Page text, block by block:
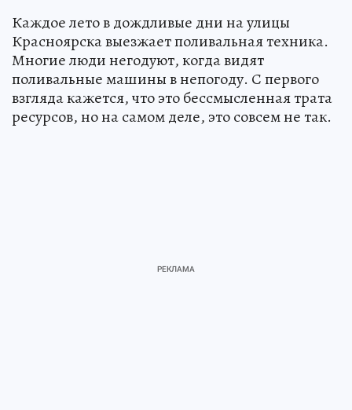
Каждое лето в дождливые дни на улицы
Красноярска выезжает поливальная техника.
Многие люди негодуют, когда видят
поливальные машины в непогоду. С первого
взгляда кажется, что это бессмысленная трата
ресурсов, но на самом деле, это совсем не так.